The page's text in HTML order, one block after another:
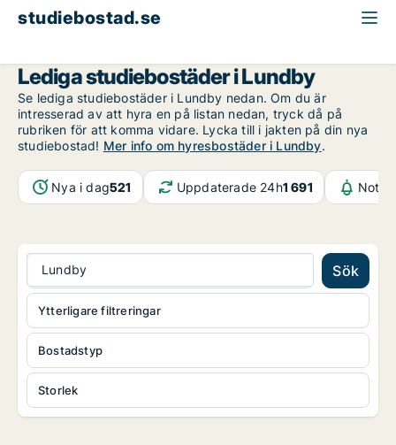
studiebostad.se
Lediga studiebostäder i Lundby
Se lediga studiebostäder i Lundby nedan. Om du är
intresserad av att hyra en på listan nedan, tryck då på
rubriken för att komma vidare. Lycka till i jakten på din nya
studiebostad! Mer info om hyresbostäder i Lundby.
Nya i dag521 Uppdaterade 24h1 691
Lundby Sök
Bostadstyp
Storlek
Ytterligare filtreringar